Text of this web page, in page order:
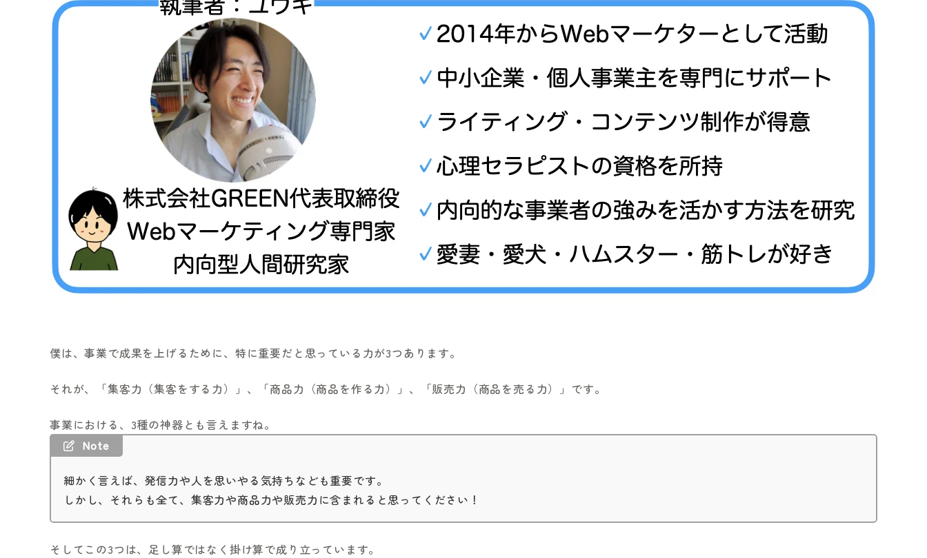
僕は、事業で成果を上げるために、特に重要だと思っている力が3つあります。
それが、「集客力（集客をする力）」、「商品力（商品を作る力）」、「販売力（商品を売る力）」です。
事業における、3種の神器とも言えますね。
Note
細かく言えば、発信力や人を思いやる気持ちなども重要です。
しかし、それらも全て、集客力や商品力や販売力に含まれると思ってください！
そしてこの3つは、足し算ではなく掛け算で成り立っています。